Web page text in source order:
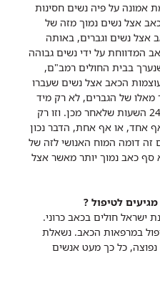
אמונה על פיה נשים חסינות
אצל נשים נמוך מזה של
אצל נשים וגברים, באותה
המדווחת על ידי נשים גבוהה
בבית החולים רמב"ם,
הכאב אצל נשים שעברו
מאלו של הגברים, לא רק מיד
לאחר ביצוע הפעולה, אלא לאורך 24 השעות שלאחר מכן. וזו רק
אחד, או אף אחת, הדבר נכון
זה דומה המוח האנושי לזה של
סף כאב נמוך יותר מאשר אצל
לטיפול ?
ישראל חולים בכאב כרוני.
במרפאות הכאב. נשאלת
כל כך מעט אנשים